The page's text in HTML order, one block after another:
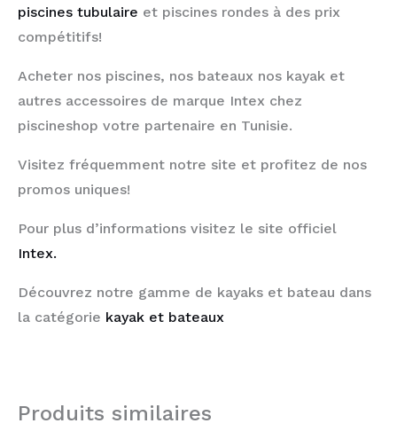
piscines tubulaire et piscines rondes à des prix
compétitifs!
Acheter nos piscines, nos bateaux nos kayak et
autres accessoires de marque Intex chez
piscineshop votre partenaire en Tunisie.
Visitez fréquemment notre site et profitez de nos
promos uniques!
Pour plus d’informations visitez le site officiel
Intex.
Découvrez notre gamme de kayaks et bateau dans
la catégorie kayak et bateaux
Produits similaires